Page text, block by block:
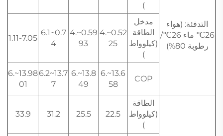
التدفئة: (هواء
26℃ ماء 26℃/
رطوبة 80%)
)
مدخل
الطاقة
(كيلوواط
)
0.52~4.
25
0.59~4.
93
0.7~6.1
4
1.11-7.05
COP
13.6~6.
58
13.8~6.
49
13.7~6.2
7
13.98~6.
01
الطاقة
(كيلوواط
)
22.5
25.5
31.2
33.9